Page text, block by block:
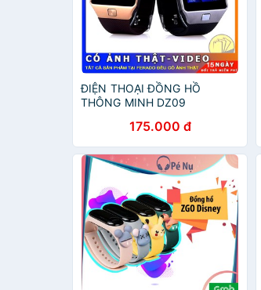
ĐIỆN THOẠI ĐỒNG HỒ
THÔNG MINH DZ09
175.000 đ